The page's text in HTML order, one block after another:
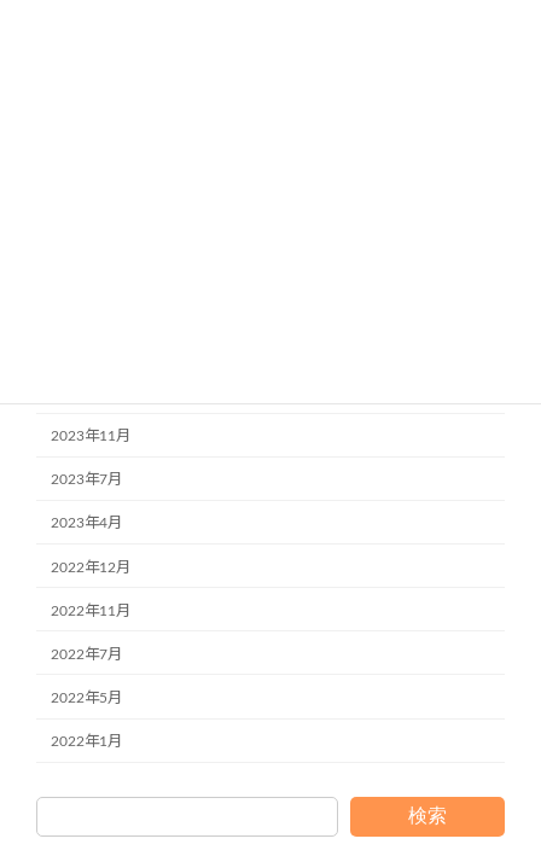
2023年11月
2023年7月
2023年4月
2022年12月
2022年11月
2022年7月
2022年5月
2022年1月
検索